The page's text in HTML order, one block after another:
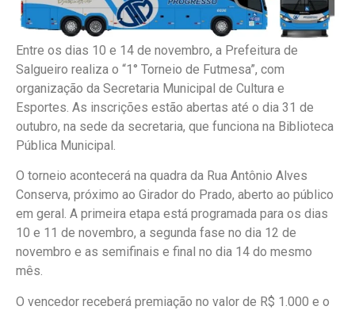
Entre os dias 10 e 14 de novembro, a Prefeitura de
Salgueiro realiza o “1° Torneio de Futmesa”, com
organização da Secretaria Municipal de Cultura e
Esportes. As inscrições estão abertas até o dia 31 de
outubro, na sede da secretaria, que funciona na Biblioteca
Pública Municipal.
O torneio acontecerá na quadra da Rua Antônio Alves
Conserva, próximo ao Girador do Prado, aberto ao público
em geral. A primeira etapa está programada para os dias
10 e 11 de novembro, a segunda fase no dia 12 de
novembro e as semifinais e final no dia 14 do mesmo
mês.
O vencedor receberá premiação no valor de R$ 1.000 e o